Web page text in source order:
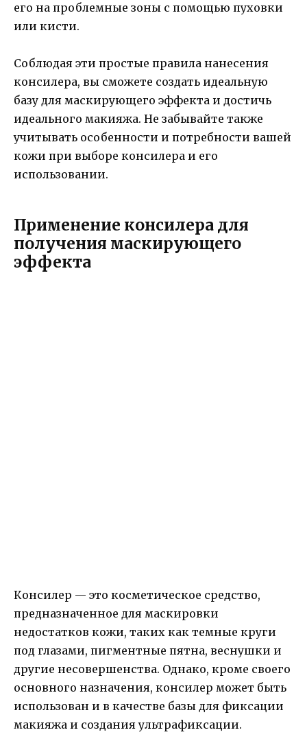
его на проблемные зоны с помощью пуховки
или кисти.
Соблюдая эти простые правила нанесения
консилера, вы сможете создать идеальную
базу для маскирующего эффекта и достичь
идеального макияжа. Не забывайте также
учитывать особенности и потребности вашей
кожи при выборе консилера и его
использовании.
Применение консилера для
получения маскирующего
эффекта
Консилер — это косметическое средство,
предназначенное для маскировки
недостатков кожи, таких как темные круги
под глазами, пигментные пятна, веснушки и
другие несовершенства. Однако, кроме своего
основного назначения, консилер может быть
использован и в качестве базы для фиксации
макияжа и создания ультрафиксации.